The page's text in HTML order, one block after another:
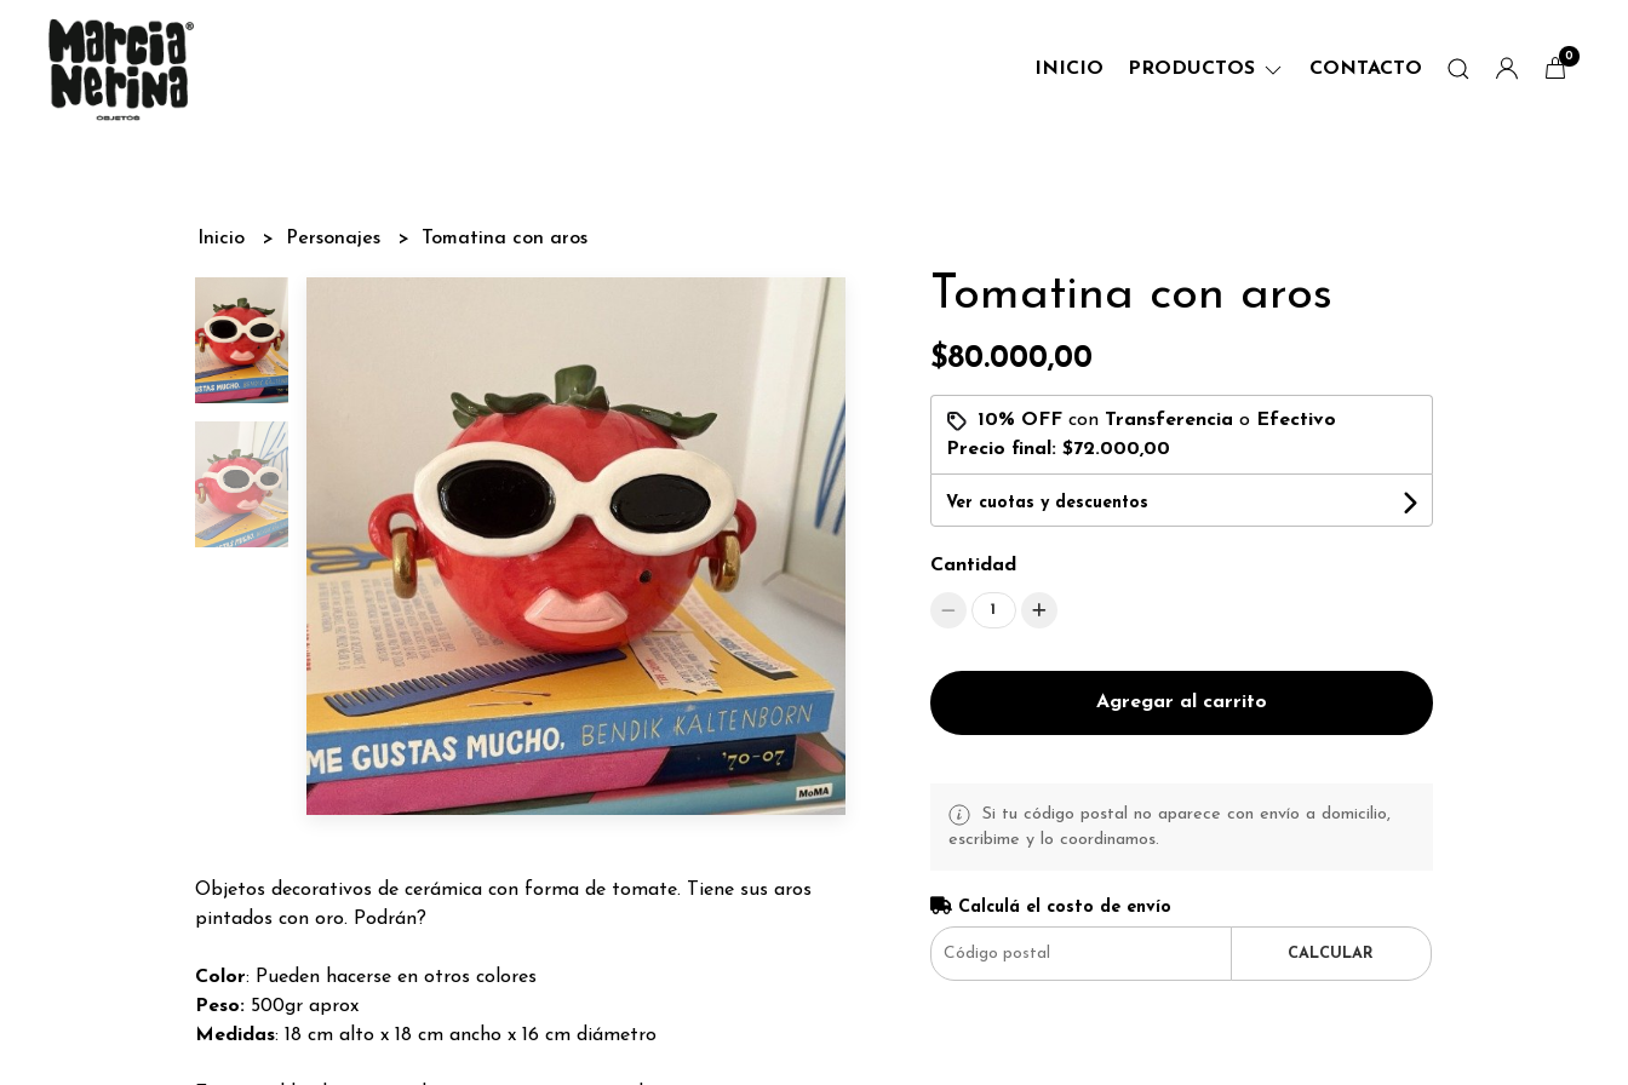
INICIO PRODUCTOS CONTACTO
0
Inicio Personajes Tomatina con aros
Objetos decorativos de cerámica con forma de tomate. Tiene sus aros
pintados con oro. Podrán?
Color: Pueden hacerse en otros colores
Peso: 500gr aprox
Medidas: 18 cm alto x 18 cm ancho x 16 cm diámetro
Tomatina con aros
$80.000,00
10% OFFcon Transferencia o Efectivo
Precio final: $72.000,00
Ver cuotas y descuentos
Cantidad
1
Agregar al carrito
Si tu código postal no aparece con envío a domicilio,
escribime y lo coordinamos.
Calculá el costo de envío
CALCULAR